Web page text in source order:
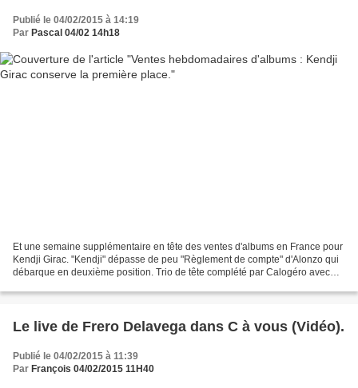
Publié le 04/02/2015 à 14:19
Par Pascal 04/02 14h18
Et une semaine supplémentaire en tête des ventes d'albums en France pour
Kendji Girac. "Kendji" dépasse de peu "Règlement de compte" d'Alonzo qui
débarque en deuxième position. Trio de tête complété par Calogéro avec
Le live de Frero Delavega dans C à vous (Vidéo).
Publié le 04/02/2015 à 11:39
Par François 04/02/2015 11H40